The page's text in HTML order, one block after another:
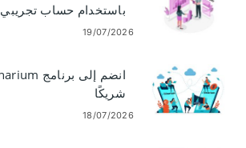
باستخدام حساب تجريبي
19/07/2026
شريكًا
18/07/2026